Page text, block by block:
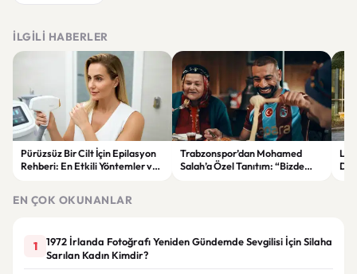
İLGILI HABERLER
Pürüzsüz Bir Cilt İçin Epilasyon
Rehberi: En Etkili Yöntemler ve
Trabzonspor’dan Mohamed
Salah’a Özel Tanıtım: “Bizde
EN ÇOK OKUNANLAR
1
1972 İrlanda Fotoğrafı Yeniden Gündemde Sevgilisi İçin Silaha
Sarılan Kadın Kimdir?